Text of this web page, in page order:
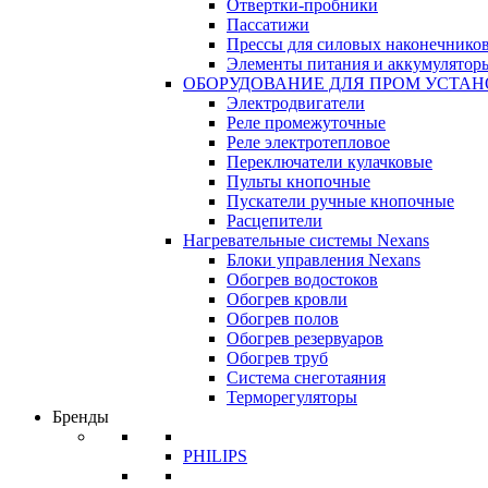
Отвертки-пробники
Пассатижи
Прессы для силовых наконечников
Элементы питания и
ОБОРУДОВАНИЕ ДЛЯ ПРОМ
Электродвигатели
Реле промежуточные
Реле электротепловое
Переключатели кулачковые
Пульты кнопочные
Пускатели ручные кнопочные
Расцепители
Нагревательные системы Nexans
Блоки управления Nexans
Обогрев водостоков
Обогрев кровли
Обогрев полов
Обогрев резервуаров
Обогрев труб
Система снеготаяния
Терморегуляторы
Бренды
PHILIPS